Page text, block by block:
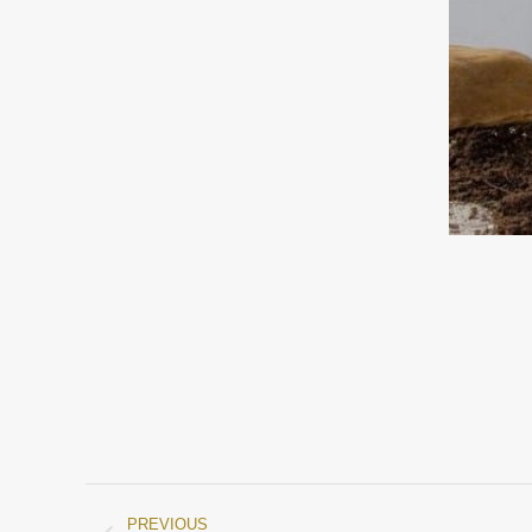
PREVIOUS